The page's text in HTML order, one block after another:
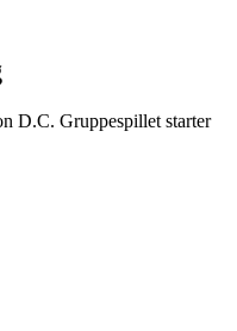
D.C. Gruppespillet starter